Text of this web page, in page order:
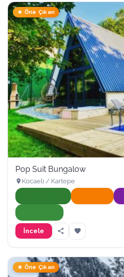
★ Öne Çıkan
Pop Suit Bungalow
Kocaeli / Kartepe
İncele
★ Öne Çıkan